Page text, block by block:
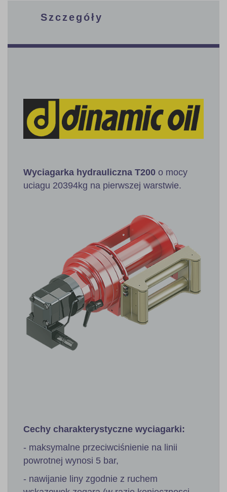
Szczegóły
Wyciagarka hydrauliczna T200 o mocy
uciagu 20394kg na pierwszej warstwie.
Cechy charakterystyczne wyciagarki:
- maksymalne przeciwciśnienie na linii
powrotnej wynosi 5 bar,
- nawijanie liny zgodnie z ruchem